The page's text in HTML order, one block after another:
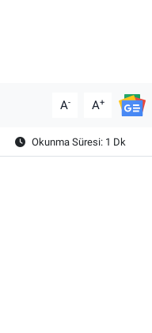
A- A+
Okunma Süresi: 1 Dk